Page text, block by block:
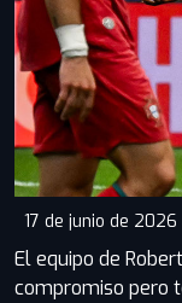
17 de junio de 2026
El equipo de
compromiso pero